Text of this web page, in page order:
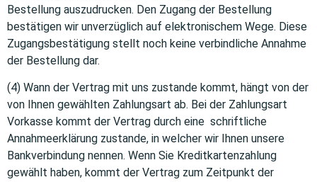
Bestellung auszudrucken. Den Zugang der Bestellung
bestätigen wir unverzüglich auf elektronischem Wege. Diese
Zugangsbestätigung stellt noch keine verbindliche Annahme
der Bestellung dar.
(4) Wann der Vertrag mit uns zustande kommt, hängt von der
von Ihnen gewählten Zahlungsart ab. Bei der Zahlungsart
Vorkasse kommt der Vertrag durch eine schriftliche
Annahmeerklärung zustande, in welcher wir Ihnen unsere
Bankverbindung nennen. Wenn Sie Kreditkartenzahlung
gewählt haben, kommt der Vertrag zum Zeitpunkt der